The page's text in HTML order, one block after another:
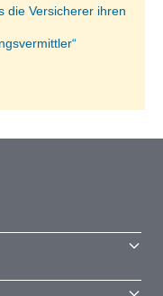
die Versicherer ihren